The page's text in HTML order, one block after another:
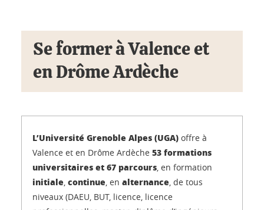
Se former
Se former à Valence et
en Drôme Ardèche
L’Université Grenoble Alpes (UGA) offre à
Valence et en Drôme Ardèche 53 formations
universitaires et 67 parcours, en formation
initiale, continue, en alternance, de tous
niveaux (DAEU, BUT, licence, licence